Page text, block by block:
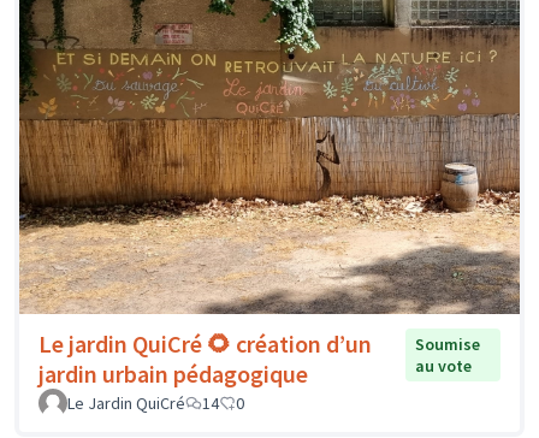
Le jardin QuiCré 🌻 création d’un
jardin urbain pédagogique
Soumise
au vote
Le Jardin QuiCré
14 0